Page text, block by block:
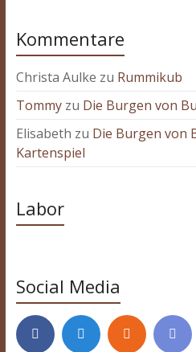
Kommentare
Christa Aulke zu Rummikub
Tommyzu Die Burgen von
Elisabeth zu Die Burgen von
Kartenspiel
Labor
Social Media